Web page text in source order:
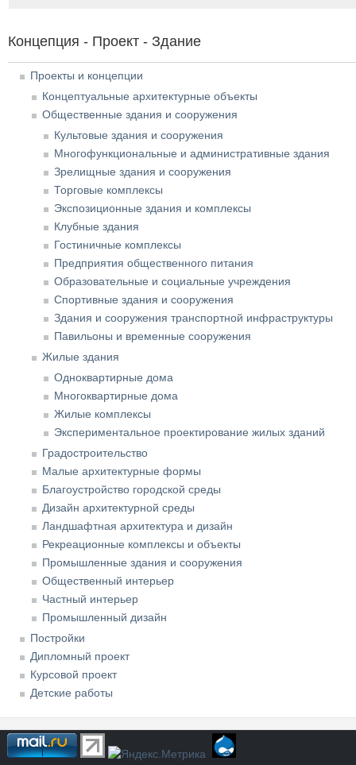
Концепция - Проект - Здание
Проекты и концепции
Концептуальные архитектурные объекты
Общественные здания и сооружения
Культовые здания и сооружения
Многофункциональные и административные здания
Зрелищные здания и сооружения
Торговые комплексы
Экспозиционные здания и комплексы
Клубные здания
Гостиничные комплексы
Предприятия общественного питания
Образовательные и социальные учреждения
Спортивные здания и сооружения
Здания и сооружения транспортной инфраструктуры
Павильоны и временные сооружения
Жилые здания
Одноквартирные дома
Многоквартирные дома
Жилые комплексы
Экспериментальное проектирование жилых зданий
Градостроительство
Малые архитектурные формы
Благоустройство городской среды
Дизайн архитектурной среды
Ландшафтная архитектура и дизайн
Рекреационные комплексы и объекты
Промышленные здания и сооружения
Общественный интерьер
Частный интерьер
Промышленный дизайн
Постройки
Дипломный проект
Курсовой проект
Детские работы